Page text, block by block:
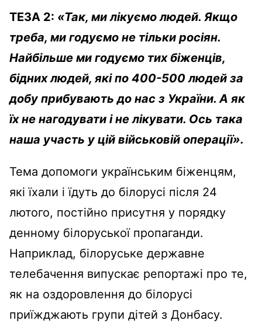
ТЕЗА 2: «Так, ми лікуємо людей. Якщо
треба, ми годуємо не тільки росіян.
Найбільше ми годуємо тих біженців,
бідних людей, які по 400-500 людей за
добу прибувають до нас з України. А як
їх не нагодувати і не лікувати. Ось така
наша участь у цій військовій операції».
Тема допомоги українським біженцям,
які їхали і їдуть до білорусі після 24
лютого, постійно присутня у порядку
денному білоруської пропаганди.
Наприклад, білоруське державне
телебачення випускає репортажі про те,
як на оздоровлення до білорусі
приїжджають групи дітей з Донбасу.